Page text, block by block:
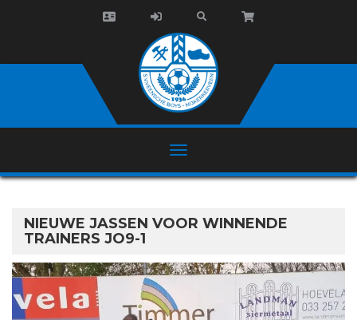
NIEUWE JASSEN VOOR WINNENDE
TRAINERS JO9-1